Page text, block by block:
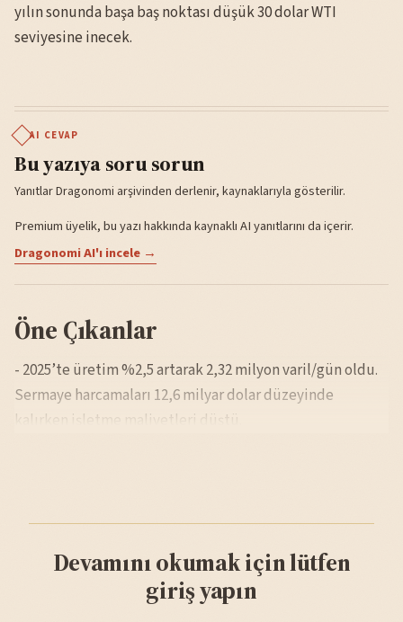
yılın sonunda başa baş noktası düşük 30 dolar WTI
seviyesine inecek.
AI CEVAP
Bu yazıya soru sorun
Yanıtlar Dragonomi arşivinden derlenir, kaynaklarıyla gösterilir.
Premium üyelik, bu yazı hakkında kaynaklı AI yanıtlarını da içerir.
Dragonomi AI'ı incele →
Öne Çıkanlar
- 2025’te üretim %2,5 artarak 2,32 milyon varil/gün oldu.
Sermaye harcamaları 12,6 milyar dolar düzeyinde
kalırken işletme maliyetleri düştü.
Devamını okumak için lütfen
giriş yapın